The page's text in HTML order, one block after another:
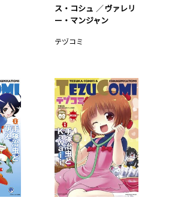
ス・コシュ
ヴァレリ
ー・マンジャン
テヅコミ